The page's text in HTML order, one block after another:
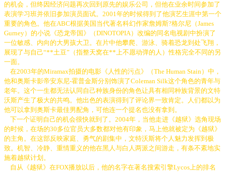
的机会，但终因经济问题再次回到原先的娱乐公司，但他在业余时间参加了
表演学习班并依旧参加演员面试。2001年的时候得到了他演艺生涯中第一个
重要的角色。他在ABC根据美国当代著名科幻作家詹姆斯?格尔尼（James
Gurney）的小说《恐龙帝国》（DINOTOPIA）改编的同名电视剧中扮演了
一位敏感、内向的大男孩大卫。在片中他攀爬、游泳、骑着恐龙到处飞翔，
展现了与自己“**土豆”（指整天窝在**上不愿动弹的人）性格完全不同的另
一面。
在2003年的Miramax拍摄的电影《人性的污点》（The Human Stain）中，
他和奥斯卡影帝安东尼-霍普金斯分别饰演了Coleman Silk这个角色的青年与
老年。这个一生都无法认同自己种族身份的角色让具有相同种族背景的文特
沃斯产生了极大的共鸣。他出色的表演得到了评论界一致肯定。人们都以为
他可以拿到奥斯卡最佳男配角，可他连一个提名也没有拿到。
下一个证明自己的机会很快就到了。2004年，当他走进《越狱》选角现场
的时候，在场的30多位官员大多数都对他有印象，马上他就被定为《越狱》
的主角。在这部反映家庭、勇气的剧集中，文特沃斯将个人魅力发挥到极
致。机智、冷静、重情重义的他在黑人与白人两派之间游走，有条不紊地实
施着越狱计划。
自从《越狱》在FOX播放以后，他的名字在著名搜索引擎Lycos上的排名